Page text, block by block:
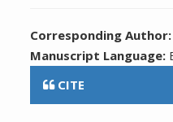
Corresponding Author:
Manuscript Language:
CITE